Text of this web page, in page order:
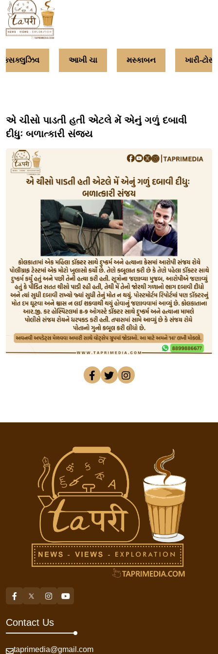
આખી ચા મસ્કાબન ખારી-ટોસ્ટ
એ ચીસો પાડતી હતી એટલે મેં એનું ગળું દબાવી
દીધુઃ બળાત્કારી સંજય
Contact Us
taprimedia@gmail.com